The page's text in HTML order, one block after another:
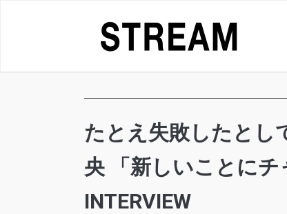
たとえ失敗したとし
央 「新しいことに
INTERVIEW